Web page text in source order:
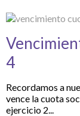
4
Recordamos a
vence la cuota
ejercicio 2...